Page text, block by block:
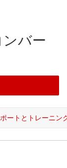
ンバー